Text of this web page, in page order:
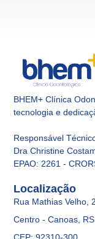
BHEM+ Clínica
tecnologia e
Responsável
Dra Christine
EPAO: 2261 -
Localização
Rua Mathias Velho,
Centro - Canoas, RS
CEP: 92310-300